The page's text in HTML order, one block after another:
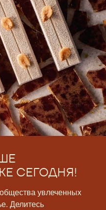
СЕГОДНЯ!
увлеченных
Делитесь